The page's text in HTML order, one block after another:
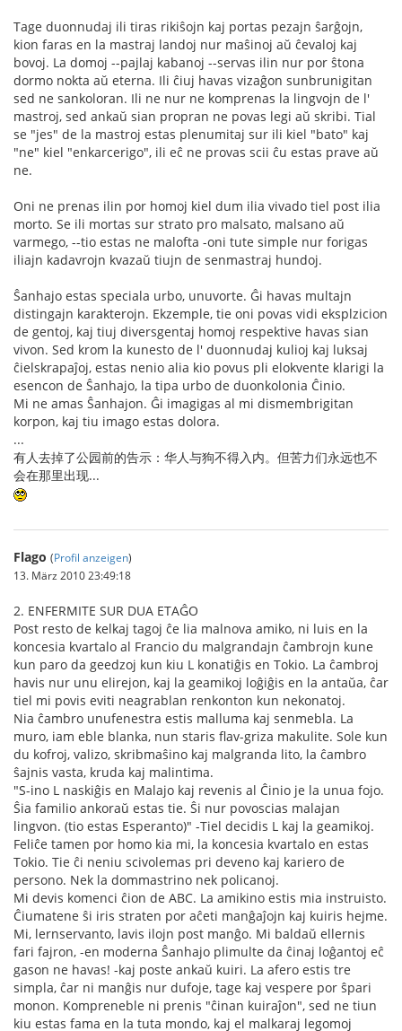
Tage duonnudaj ili tiras rikiŝojn kaj portas pezajn ŝarĝojn,
kion faras en la mastraj landoj nur maŝinoj aŭ ĉevaloj kaj
bovoj. La domoj --pajlaj kabanoj --servas ilin nur por ŝtona
dormo nokta aŭ eterna. Ili ĉiuj havas vizaĝon sunbrunigitan
sed ne sankoloran. Ili ne nur ne komprenas la lingvojn de l'
mastroj, sed ankaŭ sian propran ne povas legi aŭ skribi. Tial
se "jes" de la mastroj estas plenumitaj sur ili kiel "bato" kaj
"ne" kiel "enkarcerigo", ili eĉ ne provas scii ĉu estas prave aŭ
ne.
Oni ne prenas ilin por homoj kiel dum ilia vivado tiel post ilia
morto. Se ili mortas sur strato pro malsato, malsano aŭ
varmego, --tio estas ne malofta -oni tute simple nur forigas
iliajn kadavrojn kvazaŭ tiujn de senmastraj hundoj.
Ŝanhajo estas speciala urbo, unuvorte. Ĝi havas multajn
distingajn karakterojn. Ekzemple, tie oni povas vidi eksplzicion
de gentoj, kaj tiuj diversgentaj homoj respektive havas sian
vivon. Sed krom la kunesto de l' duonnudaj kulioj kaj luksaj
ĉielskrapaĵoj, estas nenio alia kio povus pli elokvente klarigi la
esencon de Ŝanhajo, la tipa urbo de duonkolonia Ĉinio.
Mi ne amas Ŝanhajon. Ĝi imagigas al mi dismembrigitan
korpon, kaj tiu imago estas dolora.
...
有人去掉了公园前的告示：华人与狗不得入内。但苦力们永远也不
会在那里出现...
Flago (Profil anzeigen)
13. März 2010 23:49:18
2. ENFERMITE SUR DUA ETAĜO
Post resto de kelkaj tagoj ĉe lia malnova amiko, ni luis en la
koncesia kvartalo al Francio du malgrandajn ĉambrojn kune
kun paro da geedzoj kun kiu L konatiĝis en Tokio. La ĉambroj
havis nur unu elirejon, kaj la geamikoj loĝiĝis en la antaŭa, ĉar
tiel mi povis eviti neagrablan renkonton kun nekonatoj.
Nia ĉambro unufenestra estis malluma kaj senmebla. La
muro, iam eble blanka, nun staris flav-griza makulite. Sole kun
du kofroj, valizo, skribmaŝino kaj malgranda lito, la ĉambro
ŝajnis vasta, kruda kaj malintima.
"S-ino L naskiĝis en Malajo kaj revenis al Ĉinio je la unua fojo.
Ŝia familio ankoraŭ estas tie. Ŝi nur povoscias malajan
lingvon. (tio estas Esperanto)" -Tiel decidis L kaj la geamikoj.
Feliĉe tamen por homo kia mi, la koncesia kvartalo en estas
Tokio. Tie ĉi neniu scivolemas pri deveno kaj kariero de
persono. Nek la dommastrino nek policanoj.
Mi devis komenci ĉion de ABC. La amikino estis mia instruisto.
Ĉiumatene ŝi iris straten por aĉeti manĝaĵojn kaj kuiris hejme.
Mi, lernservanto, lavis ilojn post manĝo. Mi baldaŭ ellernis
fari fajron, -en moderna Ŝanhajo plimulte da ĉinaj loĝantoj eĉ
gason ne havas! -kaj poste ankaŭ kuiri. La afero estis tre
simpla, ĉar ni manĝis nur dufoje, tage kaj vespere por ŝpari
monon. Kompreneble ni prenis "ĉinan kuiraĵon", sed ne tiun
kiu estas fama en la tuta mondo, kaj el malkaraj legomoj